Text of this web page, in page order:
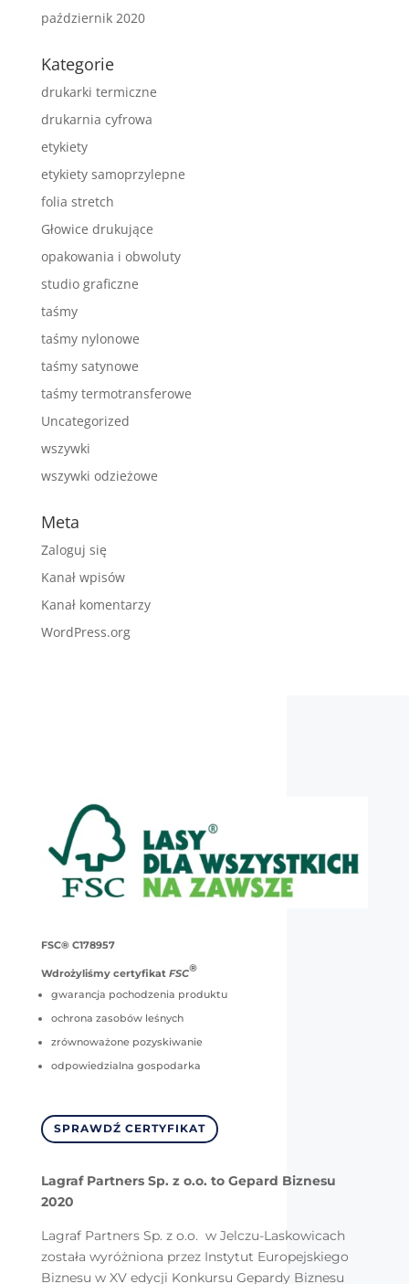
październik 2020
Kategorie
drukarki termiczne
drukarnia cyfrowa
etykiety
etykiety samoprzylepne
folia stretch
Głowice drukujące
opakowania i obwoluty
studio graficzne
taśmy
taśmy nylonowe
taśmy satynowe
taśmy termotransferowe
Uncategorized
wszywki
wszywki odzieżowe
Meta
Zaloguj się
Kanał wpisów
Kanał komentarzy
WordPress.org
FSC® C178957
Wdrożyliśmy certyfikat FSC®
gwarancja pochodzenia produktu
ochrona zasobów leśnych
zrównoważone pozyskiwanie
odpowiedzialna gospodarka
SPRAWDŹ CERTYFIKAT
Lagraf Partners Sp. z o.o. to Gepard Biznesu
2020
Lagraf Partners Sp. z o.o. w Jelczu-Laskowicach
została wyróżniona przez Instytut Europejskiego
Biznesu w XV edycji Konkursu Gepardy Biznesu